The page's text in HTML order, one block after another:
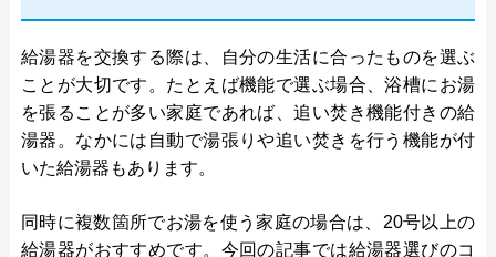
給湯器を交換する際は、自分の生活に合ったものを選ぶ
ことが大切です。たとえば機能で選ぶ場合、浴槽にお湯
を張ることが多い家庭であれば、追い焚き機能付きの給
湯器。なかには自動で湯張りや追い焚きを行う機能が付
いた給湯器もあります。
同時に複数箇所でお湯を使う家庭の場合は、20号以上の
給湯器がおすすめです。今回の記事では給湯器選びのコ